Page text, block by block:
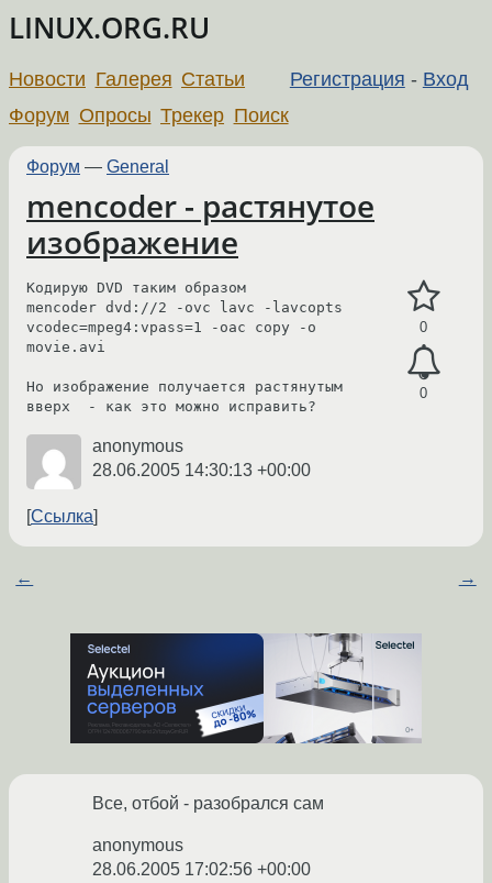
LINUX.ORG.RU
Регистрация - Вход
Новости Галерея Статьи
Форум Опросы Трекер Поиск
Форум — General
mencoder - растянутое
изображение
0
0
Кодирую DVD таким образом
mencoder dvd://2 -ovc lavc -lavcopts
vcodec=mpeg4:vpass=1 -oac copy -o
movie.avi
Но изображение получается растянутым
вверх  - как это можно исправить?
anonymous
28.06.2005 14:30:13 +00:00
Ссылка
← →
Все, отбой - разобрался сам
anonymous
28.06.2005 17:02:56 +00:00